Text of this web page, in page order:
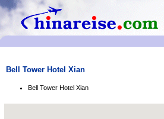
Bell Tower Hotel Xian
Bell Tower Hotel Xian